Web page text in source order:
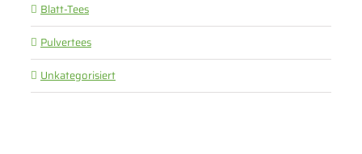
Blatt-Tees
Pulvertees
Unkategorisiert